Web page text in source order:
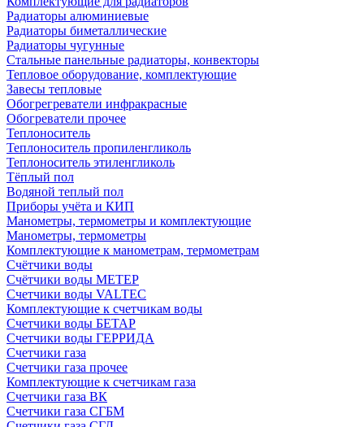
Радиаторы алюминиевые
Радиаторы биметаллические
Радиаторы чугунные
Стальные панельные радиаторы, конвекторы
Тепловое оборудование, комплектующие
Завесы тепловые
Обогрегреватели инфракрасные
Обогреватели прочее
Теплоноситель
Теплоноситель пропиленгликоль
Теплоноситель этиленгликоль
Тёплый пол
Водяной теплый пол
Приборы учёта и КИП
Манометры, термометры и комплектующие
Манометры, термометры
Комплектующие к манометрам, термометрам
Счётчики воды
Счётчики воды МЕТЕР
Счетчики воды VALTEC
Комплектующие к счетчикам воды
Счетчики воды БЕТАР
Счетчики воды ГЕРРИДА
Счетчики газа
Счетчики газа прочее
Комплектующие к счетчикам газа
Счетчики газа ВК
Счетчики газа СГБМ